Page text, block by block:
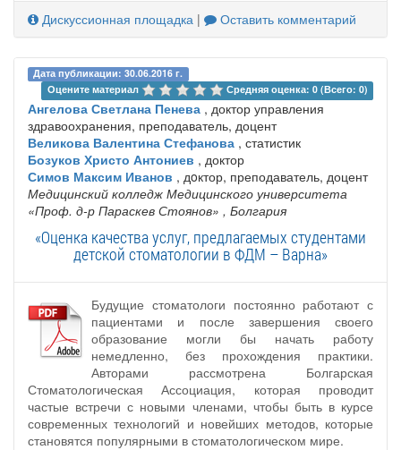
Дискуссионная площадка | Оставить комментарий
Дата публикации: 30.06.2016 г.
Оцените материал
Средняя оценка: 0 (Всего: 0)
Ангелова Светлана Пенева , доктор управления
здравоохранения, преподаватель, доцент
Великова Валентина Стефанова , статистик
Бозуков Христо Антониев , доктор
Симов Максим Иванов , дoктор, преподаватель, доцент
Медицинский колледж Медицинского университета
«Проф. д-р Параскев Стоянов» , Болгария
«Оценка качества услуг, предлагаемых студентами
детской стоматологии в ФДМ – Варна»
Будущие стоматологи постоянно работают с
пациентами и после завершения своего
образование могли бы начать работу
немедленно, без прохождения практики.
Авторами рассмотрена Болгарская
Стоматологическая Ассоциация, которая проводит
частые встречи с новыми членами, чтобы быть в курсе
современных технологий и новейших методов, которые
становятся популярными в стоматологическом мире.